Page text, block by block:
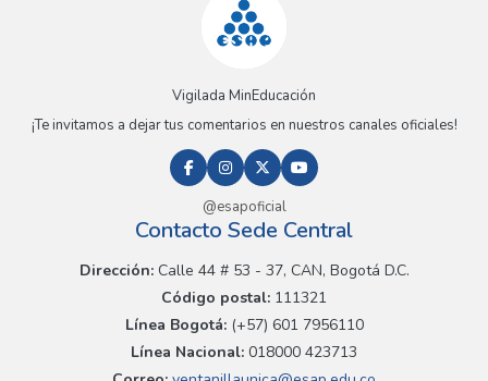
Vigilada MinEducación
¡Te invitamos a dejar tus comentarios en nuestros canales oficiales!
@esapoficial
Contacto Sede Central
Dirección:Calle 44 # 53 - 37, CAN, Bogotá D.C.
Código postal: 111321
Línea Bogotá:(+57) 601 7956110
Línea Nacional: 018000 423713